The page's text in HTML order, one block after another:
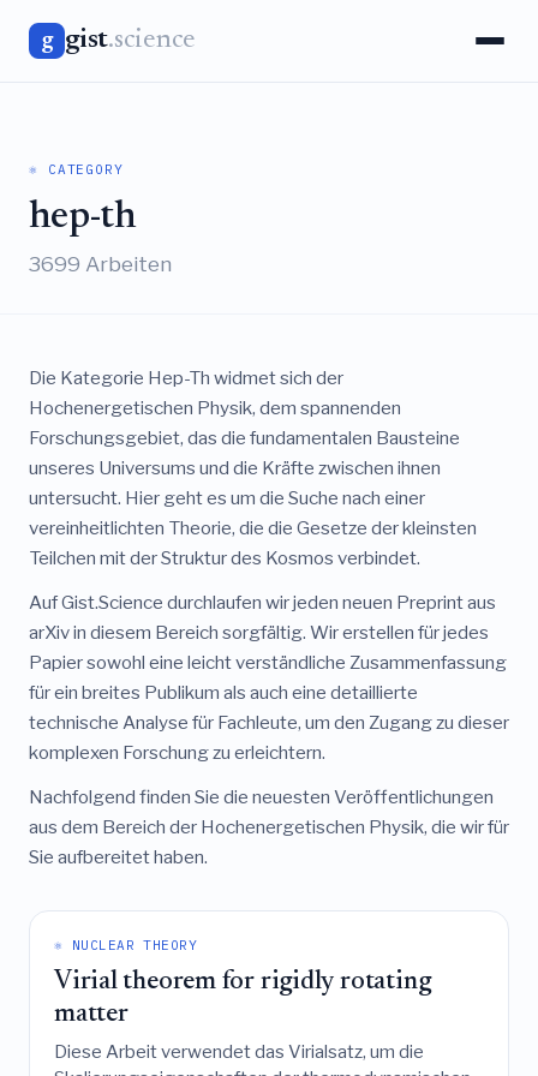
g gist.science
⚛️ CATEGORY
hep-th
3699 Arbeiten
Die Kategorie Hep-Th widmet sich der
Hochenergetischen Physik, dem spannenden
Forschungsgebiet, das die fundamentalen Bausteine
unseres Universums und die Kräfte zwischen ihnen
untersucht. Hier geht es um die Suche nach einer
vereinheitlichten Theorie, die die Gesetze der kleinsten
Teilchen mit der Struktur des Kosmos verbindet.
Auf Gist.Science durchlaufen wir jeden neuen Preprint aus
arXiv in diesem Bereich sorgfältig. Wir erstellen für jedes
Papier sowohl eine leicht verständliche Zusammenfassung
für ein breites Publikum als auch eine detaillierte
technische Analyse für Fachleute, um den Zugang zu dieser
komplexen Forschung zu erleichtern.
Nachfolgend finden Sie die neuesten Veröffentlichungen
aus dem Bereich der Hochenergetischen Physik, die wir für
Sie aufbereitet haben.
⚛️ NUCLEAR THEORY
Virial theorem for rigidly rotating
matter
Diese Arbeit verwendet das Virialsatz, um die